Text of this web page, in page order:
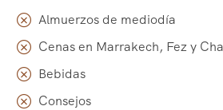
Almuerzos de mediodía
Cenas en Marrakech, Fez y
Bebidas
Consejos